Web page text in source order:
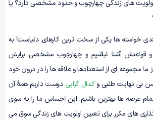
اولویت های زندگی چهارچوب و حدود مشخصی دارد؟ یا
خواسته ها یکی از سخت ترین کارهای دنیاست! به
آشنا نباشیم و چهارچوب مشخصی برایش
ما مجموعه ای از استعدادها و علاقه ها را در درون خود
بی نهایت طلبی وکمال گرایی دوست داریم همۀ آن
عرصه ها بهترین باشیم. این احساس ما را به سوی
های مکرر برای تعیین اولویت های زندگی سوق می